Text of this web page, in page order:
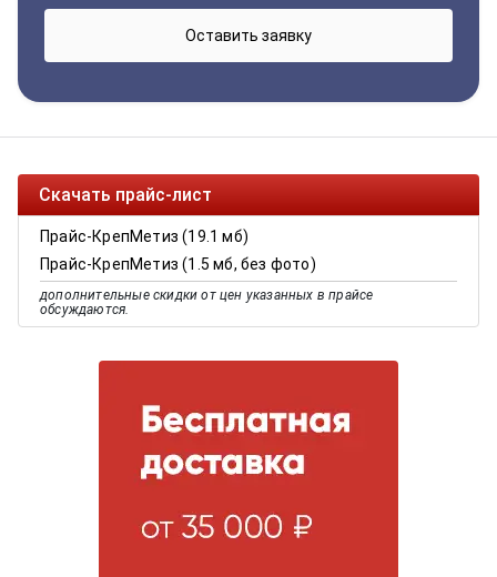
Скачать прайс-лист
Прайс-КрепМетиз (19.1 мб)
Прайс-КрепМетиз (1.5 мб, без фото)
дополнительные скидки от цен указанных в прайсе
обсуждаются.